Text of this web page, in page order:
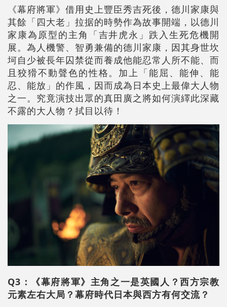
《幕府將軍》借用史上豐臣秀吉死後，德川家康與
其餘「四大老」拉据的時勢作為故事開端，以德川
家康為原型的主角「吉井虎永」跌入生死危機開
展。為人機警、智勇兼備的德川家康，因其身世坎
坷自少被長年囚禁從而養成他能忍常人所不能、而
且狡猾不動聲色的性格。加上「能屈、能伸、能
忍、能放」的作風，因而成為日本史上最偉大人物
之一。究竟演技出眾的真田廣之將如何演繹此深藏
不露的大人物？拭目以待！
Q3：《幕府將軍》主角之一是英國人？西方宗教
元素左右大局？幕府時代日本與西方有何交流？